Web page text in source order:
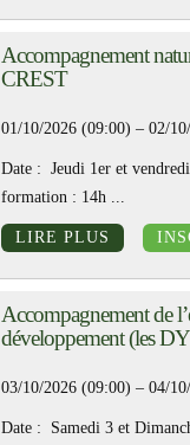
Accompagnement
CREST
01/10/2026 (09:00) – 02/
Date : Jeudi 1er et
formation : 14h ...
LIRE PLUS
Accompagnement de
développement (les
03/10/2026 (09:00) – 04/
Date : Samedi 3 et